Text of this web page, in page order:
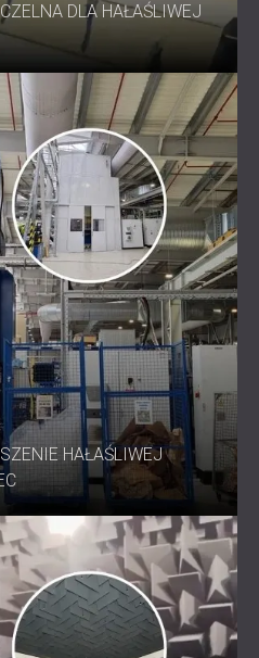
DLA HAŁAŚLIWEJ
HAŁAŚLIWEJ